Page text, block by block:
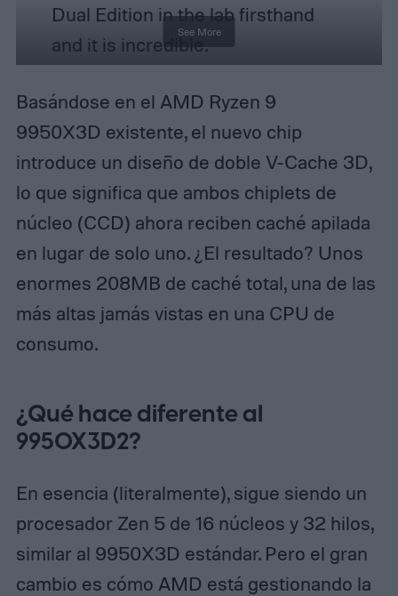
Dual Edition in the lab firsthand
and it is incredible.
The world’s first desktop CPU with
dual@AMD3D V-Cache delivers
208MB of total…
pic.twitter.com/Cm5mfSkeQm
— Jack Huynh (@jackhuynh)March
26, 2026
See More
Basándose en el AMD Ryzen 9
9950X3D existente, el nuevo chip
introduce un diseño de doble V-Cache 3D,
lo que significa que ambos chiplets de
núcleo (CCD) ahora reciben caché apilada
en lugar de solo uno. ¿El resultado? Unos
enormes 208MB de caché total, una de las
más altas jamás vistas en una CPU de
consumo.
¿Qué hace diferente al
9950X3D2?
En esencia (literalmente), sigue siendo un
procesador Zen 5 de 16 núcleos y 32 hilos,
similar al 9950X3D estándar. Pero el gran
cambio es cómo AMD está gestionando la